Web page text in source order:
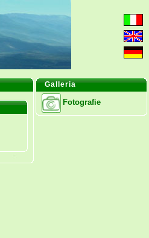
Galleria
Fotografie